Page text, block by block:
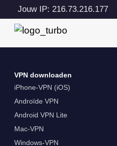
Jouw IP: 216.73.216.177
VPN downloaden
iPhone-VPN (iOS)
Androïde VPN
Android VPN Lite
Mac-VPN
Windows-VPN